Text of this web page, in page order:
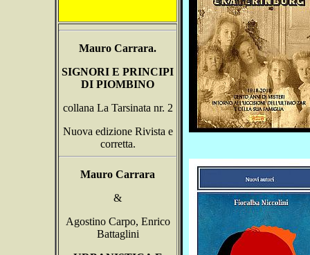
Mauro Carrara.
SIGNORI E PRINCIPI
DI PIOMBINO
collana La Tarsinata nr. 2
Nuova edizione Rivista e
corretta.
Mauro Carrara
&
Agostino Carpo, Enrico
Battaglini